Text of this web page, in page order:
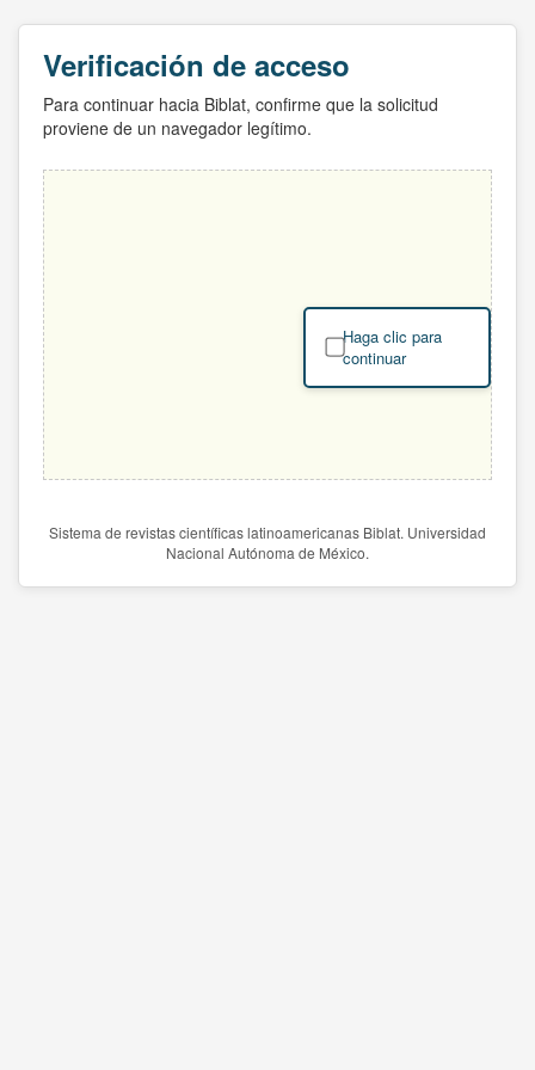
Verificación de acceso
Para continuar hacia Biblat, confirme que la solicitud
proviene de un navegador legítimo.
Haga clic para
continuar
Sistema de revistas científicas latinoamericanas Biblat. Universidad
Nacional Autónoma de México.